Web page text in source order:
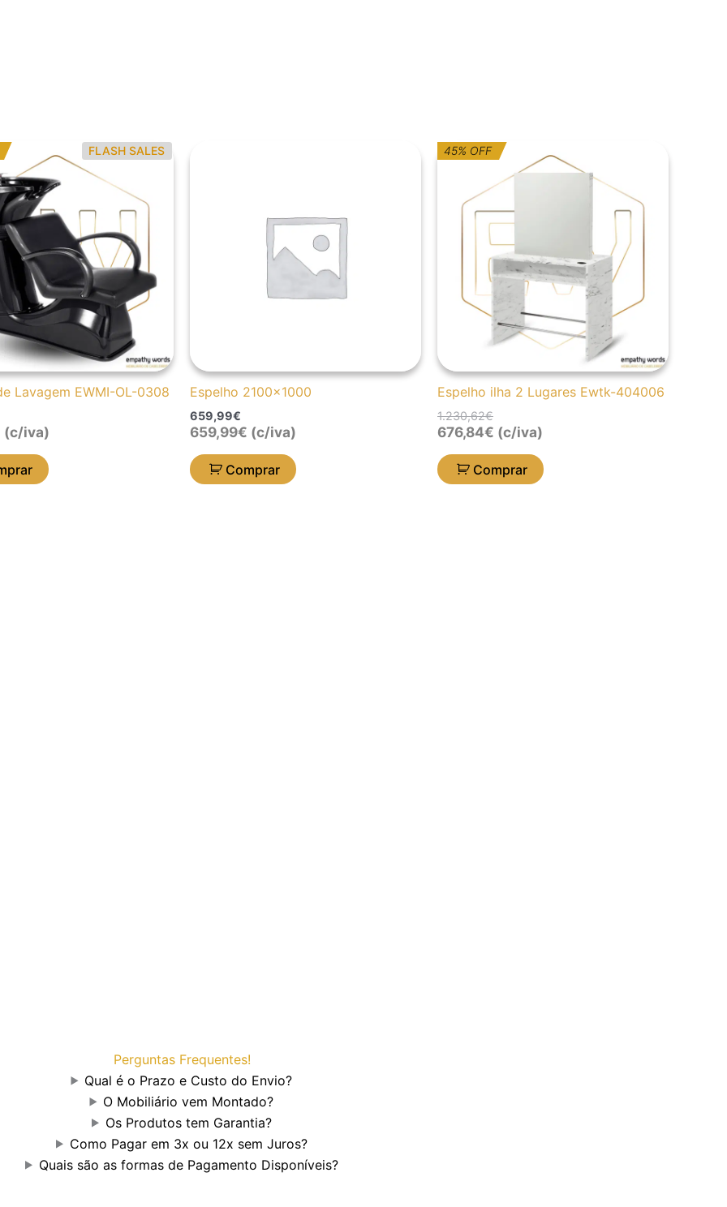
FLASH SALES
Lavagem EWMI-OL-0308
(c/iva)
Espelho 2100×1000
659,99€
659,99€ (c/iva)
Comprar
45% OFF
Espelho ilha 2 Lugares Ewtk-404006
1.230,62€
O
preço
original
era:
O
preço
atual
é:
676,84€ (c/iva)
Comprar
Perguntas Frequentes!
Qual é o Prazo e Custo do Envio?
O Mobiliário vem Montado?
Os Produtos tem Garantia?
Como Pagar em 3x ou 12x sem Juros?
Quais são as formas de Pagamento Disponíveis?